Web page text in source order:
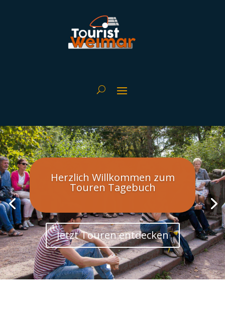
Herzlich Willkommen zum
Touren Tagebuch
Jetzt Touren entdecken